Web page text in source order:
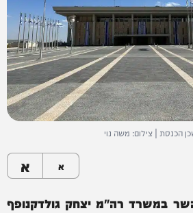
הכנסת | צילום: משה נוי
א א
במשרד רה"מ יצחק גולדקנופף